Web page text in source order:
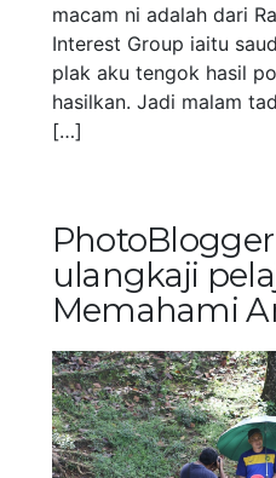
macam ni adalah dari
Interest Group iaitu
plak aku tengok hasil
hasilkan. Jadi malam
[…]
PhotoBlogger
ulangkaji
Memahami